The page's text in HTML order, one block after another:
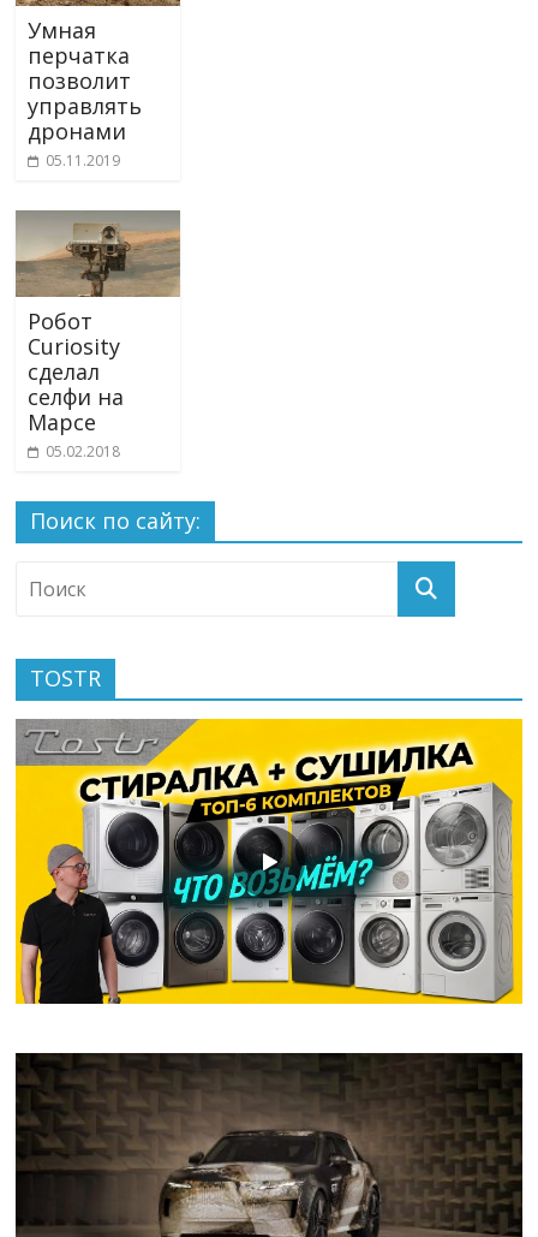
Умная
перчатка
позволит
управлять
дронами
05.11.2019
Робот
Curiosity
сделал
селфи на
Марсе
05.02.2018
Поиск по сайту:
TOSTR